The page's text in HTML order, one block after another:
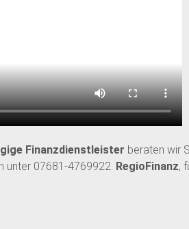
Finanzdienstleister beraten wir
unter 07681-4769922. RegioFinanz,